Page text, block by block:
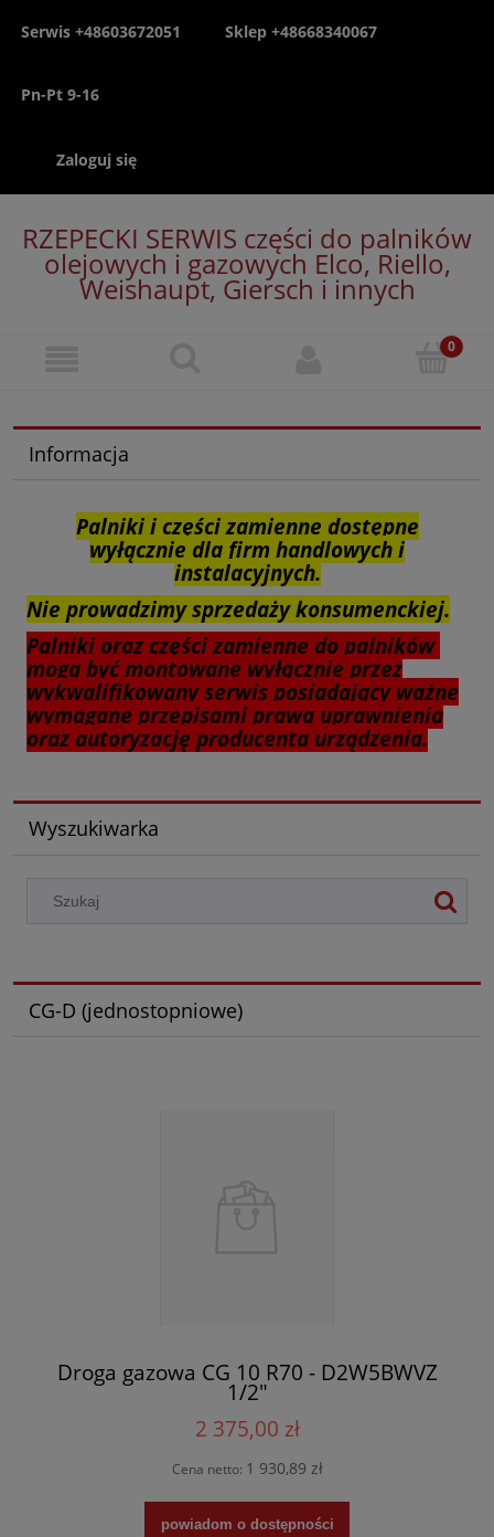
Serwis +48603672051 Sklep +48668340067
Pn-Pt 9-16
Zaloguj się
RZEPECKI SERWIS części do palników
olejowych i gazowych Elco, Riello,
Weishaupt, Giersch i innych
Informacja
Palniki i części zamienne dostępne
wyłącznie dla firm handlowych i
instalacyjnych.
Nie prowadzimy sprzedaży konsumenckiej.
Palniki oraz części zamienne do palników
mogą być montowane wyłącznie przez
wykwalifikowany serwis posiadający ważne
wymagane przepisami prawa uprawnienia
oraz autoryzację producenta urządzenia.
Wyszukiwarka
CG-D (jednostopniowe)
Droga gazowa CG 10 R70 - D2W5BWVZ
1/2"
2 375,00 zł
Cena netto: 1 930,89 zł
powiadom o dostępności